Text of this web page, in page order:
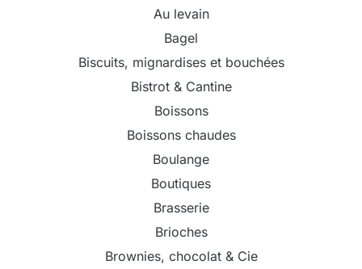
Au levain
Bagel
Biscuits, mignardises et bouchées
Bistrot & Cantine
Boissons
Boissons chaudes
Boulange
Boutiques
Brasserie
Brioches
Brownies, chocolat & Cie